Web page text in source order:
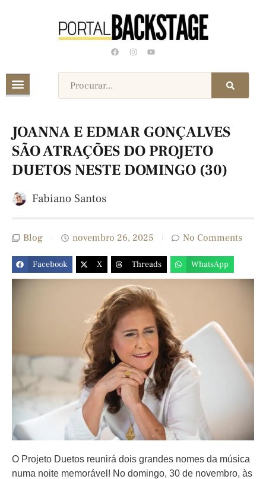
JOANNA E EDMAR GONÇALVES
SÃO ATRAÇÕES DO PROJETO
DUETOS NESTE DOMINGO (30)
Fabiano Santos
Blog novembro 26, 2025 No Comments
Facebook X Threads WhatsApp
O Projeto Duetos reunirá dois grandes nomes da música
numa noite memorável! No domingo, 30 de novembro, às